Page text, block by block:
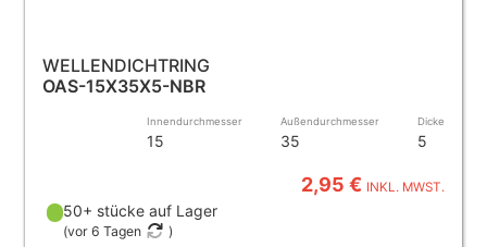
WELLENDICHTRING
OAS-15X35X5-NBR
Innendurchmesser
15
Außendurchmesser
35
Dicke
5
2,95 € INKL. MWST.
50+ stücke auf Lager
(vor 6 Tagen )